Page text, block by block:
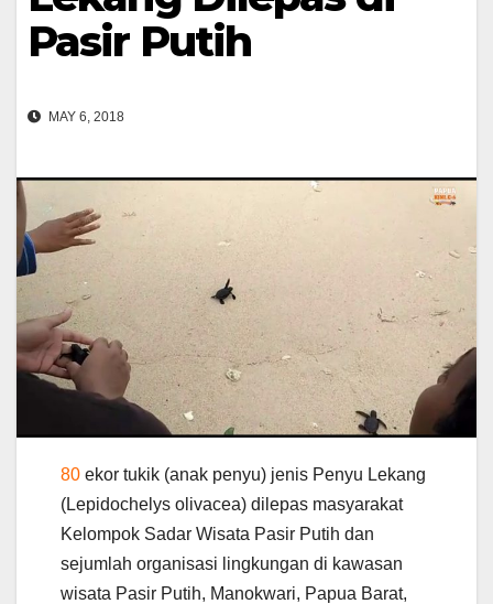
Pasir Putih
MAY 6, 2018
80 ekor tukik (anak penyu) jenis Penyu Lekang
(Lepidochelys olivacea) dilepas masyarakat
Kelompok Sadar Wisata Pasir Putih dan
sejumlah organisasi lingkungan di kawasan
wisata Pasir Putih, Manokwari, Papua Barat,